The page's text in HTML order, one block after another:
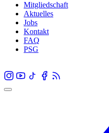
Mitgliedschaft
Aktuelles
Jobs
Kontakt
FAQ
PSG